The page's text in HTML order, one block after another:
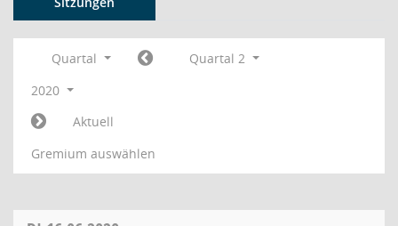
Quartal
Quartal 2
2020
Aktuell
Gremium auswählen